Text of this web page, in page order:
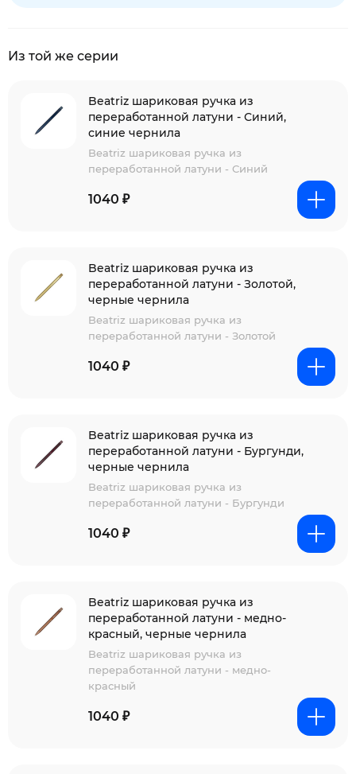
Из той же серии
Beatriz шариковая ручка из
переработанной латуни - Синий,
синие чернила
Beatriz шариковая ручка из
переработанной латуни - Синий
1040 ₽
Beatriz шариковая ручка из
переработанной латуни - Золотой,
черные чернила
Beatriz шариковая ручка из
переработанной латуни - Золотой
1040 ₽
Beatriz шариковая ручка из
переработанной латуни - Бургунди,
черные чернила
Beatriz шариковая ручка из
переработанной латуни - Бургунди
1040 ₽
Beatriz шариковая ручка из
переработанной латуни - медно-
красный, черные чернила
Beatriz шариковая ручка из
переработанной латуни - медно-
красный
1040 ₽